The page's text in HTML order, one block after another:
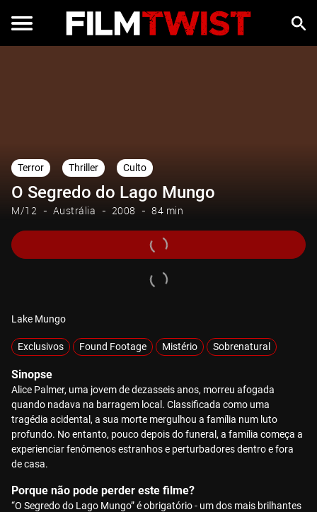
Terror Thriller Culto
O Segredo do Lago Mungo
M/12 Austrália 2008 84 min
Lake Mungo
Exclusivos Found Footage Mistério Sobrenatural
Sinopse
Alice Palmer, uma jovem de dezasseis anos, morreu afogada
quando nadava na barragem local. Classificada como uma
tragédia acidental, a sua morte mergulhou a família num luto
profundo. No entanto, pouco depois do funeral, a família começa a
experienciar fenómenos estranhos e perturbadores dentro e fora
de casa.
Porque não pode perder este filme?
“O Segredo do Lago Mungo” é obrigatório - um dos mais brilhantes